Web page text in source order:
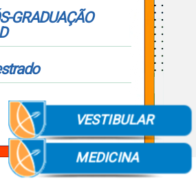
GRADUAÇÃO
VESTIBULAR
MEDICINA